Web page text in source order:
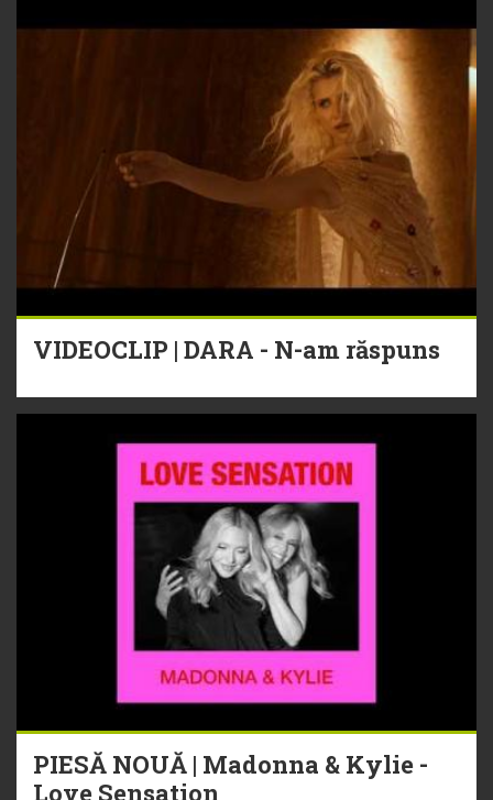
VIDEOCLIP | DARA - N-am răspuns
PIESĂ NOUĂ | Madonna & Kylie -
Love Sensation